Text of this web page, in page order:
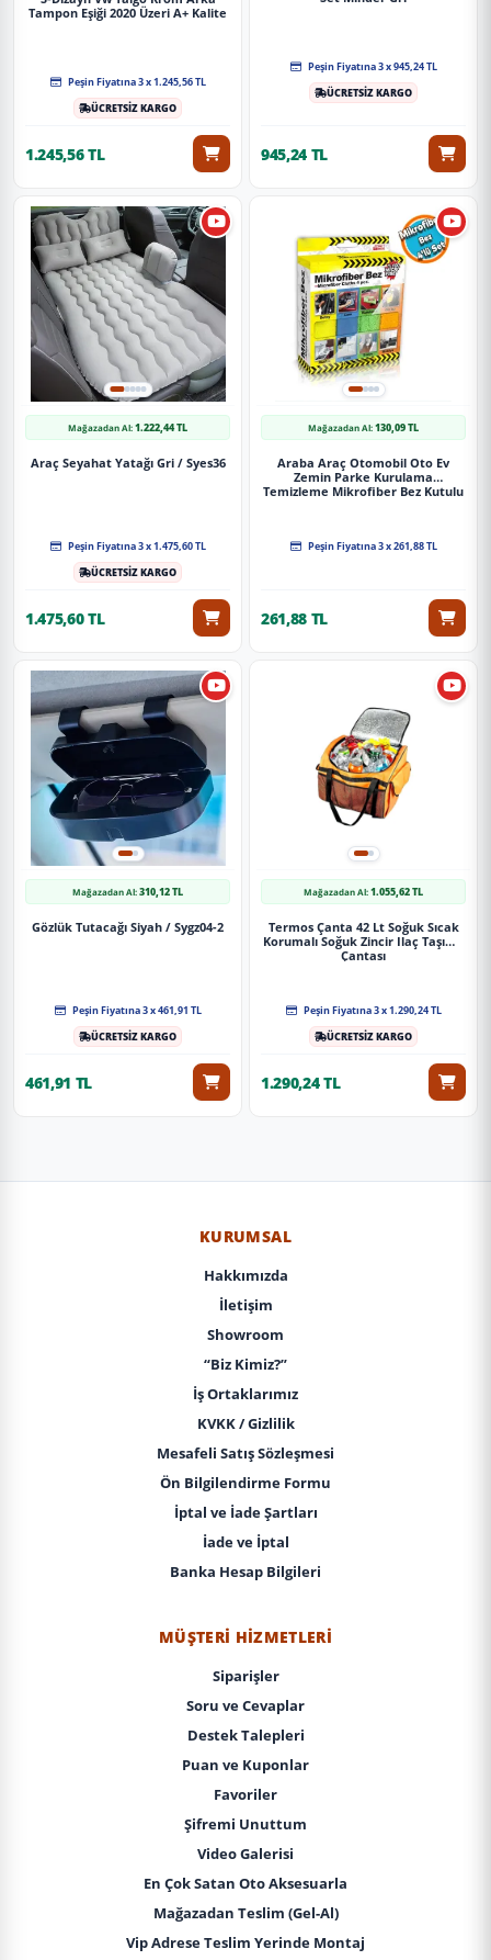
Tampon Eşiği 2020 Üzeri A+ Kalite
Peşin Fiyatına 3 x 1.245,56 TL
ÜCRETSİZ KARGO
1.245,56 TL
Peşin Fiyatına 3 x 945,24 TL
ÜCRETSİZ KARGO
945,24 TL
Mağazadan Al:1.222,44 TL
Araç Seyahat Yatağı Gri / Syes36
Peşin Fiyatına 3 x 1.475,60 TL
ÜCRETSİZ KARGO
1.475,60 TL
Mağazadan Al:130,09 TL
Araba Araç Otomobil Oto Ev
Zemin Parke Kurulama
Temizleme Mikrofiber Bez Kutulu
Peşin Fiyatına 3 x 261,88 TL
261,88 TL
Mağazadan Al:310,12 TL
Gözlük Tutacağı Siyah / Sygz04-2
Peşin Fiyatına 3 x 461,91 TL
ÜCRETSİZ KARGO
461,91 TL
Mağazadan Al:1.055,62 TL
Termos Çanta 42 Lt Soğuk Sıcak
Korumalı Soğuk Zincir Ilaç Taşıma
Çantası
Peşin Fiyatına 3 x 1.290,24 TL
ÜCRETSİZ KARGO
1.290,24 TL
KURUMSAL
Hakkımızda
İletişim
Showroom
“Biz Kimiz?”
İş Ortaklarımız
KVKK / Gizlilik
Mesafeli Satış Sözleşmesi
Ön Bilgilendirme Formu
İptal ve İade Şartları
İade ve İptal
Banka Hesap Bilgileri
MÜŞTERI HIZMETLERI
Siparişler
Soru ve Cevaplar
Destek Talepleri
Puan ve Kuponlar
Favoriler
Şifremi Unuttum
Video Galerisi
En Çok Satan Oto Aksesuarla
Mağazadan Teslim (Gel-Al)
Vip Adrese Teslim Yerinde Montaj